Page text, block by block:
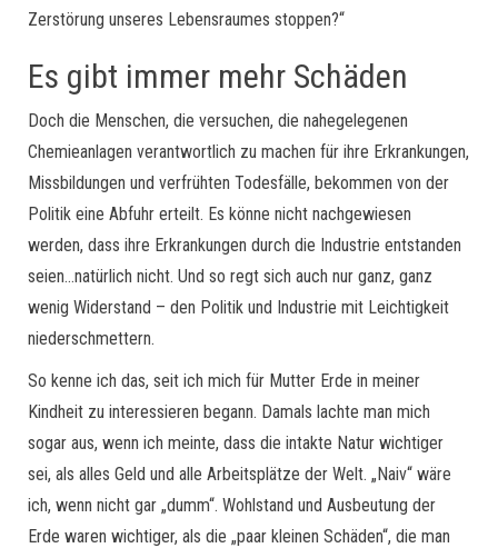
Zerstörung unseres Lebensraumes stoppen?“
Es gibt immer mehr Schäden
Doch die Menschen, die versuchen, die nahegelegenen
Chemieanlagen verantwortlich zu machen für ihre Erkrankungen,
Missbildungen und verfrühten Todesfälle, bekommen von der
Politik eine Abfuhr erteilt. Es könne nicht nachgewiesen
werden, dass ihre Erkrankungen durch die Industrie entstanden
seien…natürlich nicht. Und so regt sich auch nur ganz, ganz
wenig Widerstand – den Politik und Industrie mit Leichtigkeit
niederschmettern.
So kenne ich das, seit ich mich für Mutter Erde in meiner
Kindheit zu interessieren begann. Damals lachte man mich
sogar aus, wenn ich meinte, dass die intakte Natur wichtiger
sei, als alles Geld und alle Arbeitsplätze der Welt. „Naiv“ wäre
ich, wenn nicht gar „dumm“. Wohlstand und Ausbeutung der
Erde waren wichtiger, als die „paar kleinen Schäden“, die man